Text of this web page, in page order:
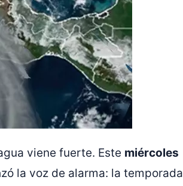
viene fuerte. Este miércoles
la voz de alarma: la temporada